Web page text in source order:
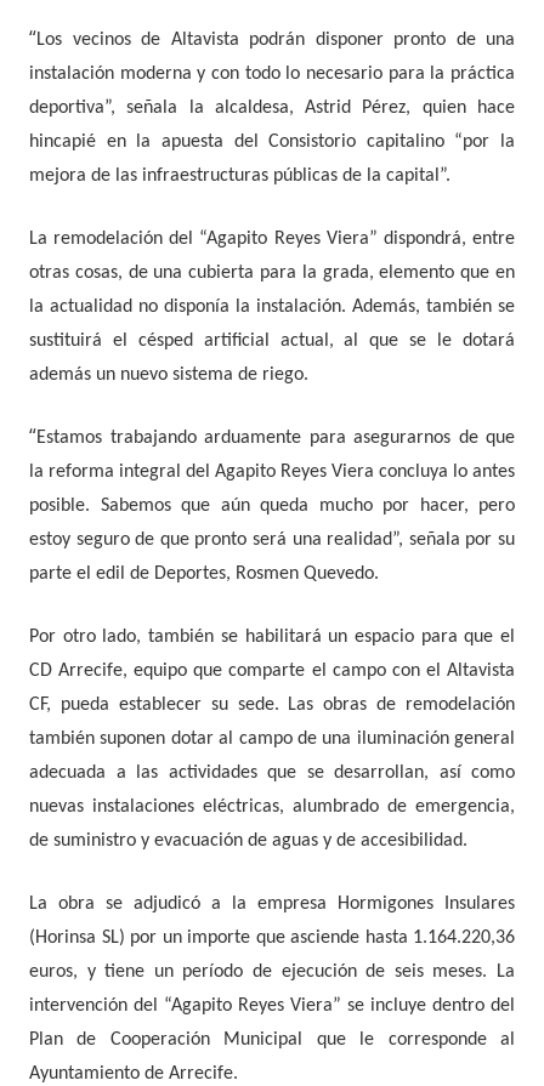
“Los vecinos de Altavista podrán disponer pronto de una
instalación moderna y con todo lo necesario para la práctica
deportiva”, señala la alcaldesa, Astrid Pérez, quien hace
hincapié en la apuesta del Consistorio capitalino “por la
mejora de las infraestructuras públicas de la capital”.
La remodelación del “Agapito Reyes Viera” dispondrá, entre
otras cosas, de una cubierta para la grada, elemento que en
la actualidad no disponía la instalación. Además, también se
sustituirá el césped artificial actual, al que se le dotará
además un nuevo sistema de riego.
“Estamos trabajando arduamente para asegurarnos de que
la reforma integral del Agapito Reyes Viera concluya lo antes
posible. Sabemos que aún queda mucho por hacer, pero
estoy seguro de que pronto será una realidad”, señala por su
parte el edil de Deportes, Rosmen Quevedo.
Por otro lado, también se habilitará un espacio para que el
CD Arrecife, equipo que comparte el campo con el Altavista
CF, pueda establecer su sede. Las obras de remodelación
también suponen dotar al campo de una iluminación general
adecuada a las actividades que se desarrollan, así como
nuevas instalaciones eléctricas, alumbrado de emergencia,
de suministro y evacuación de aguas y de accesibilidad.
La obra se adjudicó a la empresa Hormigones Insulares
(Horinsa SL) por un importe que asciende hasta 1.164.220,36
euros, y tiene un período de ejecución de seis meses. La
intervención del “Agapito Reyes Viera” se incluye dentro del
Plan de Cooperación Municipal que le corresponde al
Ayuntamiento de Arrecife.